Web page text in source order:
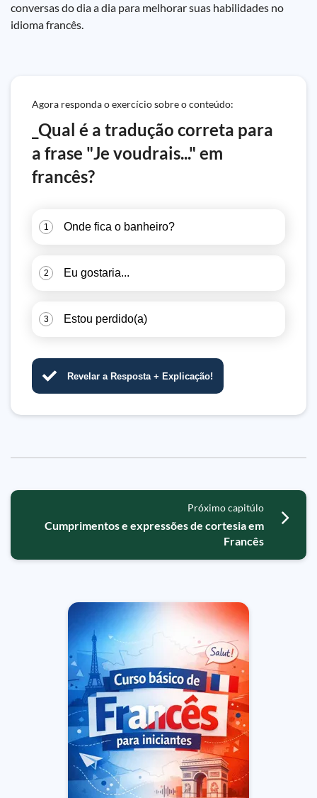
conversas do dia a dia para melhorar suas habilidades no
idioma francês.
Agora responda o exercício sobre o conteúdo:
_Qual é a tradução correta para
a frase "Je voudrais..." em
francês?
1 Onde fica o banheiro?
2 Eu gostaria...
3 Estou perdido(a)
Revelar a Resposta + Explicação!
Próximo capitúlo
Cumprimentos e expressões de cortesia em
Francês